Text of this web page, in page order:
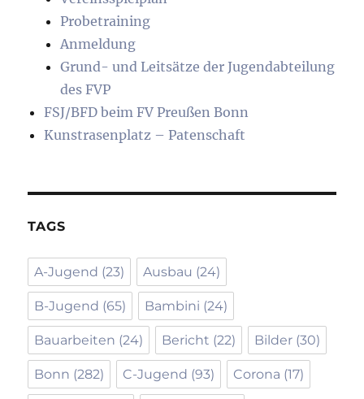
Probetraining
Anmeldung
Grund- und Leitsätze der Jugendabteilung
des FVP
FSJ/BFD beim FV Preußen Bonn
Kunstrasenplatz – Patenschaft
TAGS
A-Jugend (23) Ausbau (24)
B-Jugend (65) Bambini (24)
Bauarbeiten (24) Bericht (22) Bilder (30)
Bonn (282) C-Jugend (93) Corona (17)